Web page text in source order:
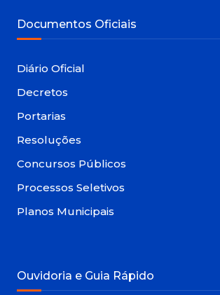
Documentos Oficiais
Diário Oficial
Decretos
Portarias
Resoluções
Concursos Públicos
Processos Seletivos
Planos Municipais
Ouvidoria e Guia Rápido